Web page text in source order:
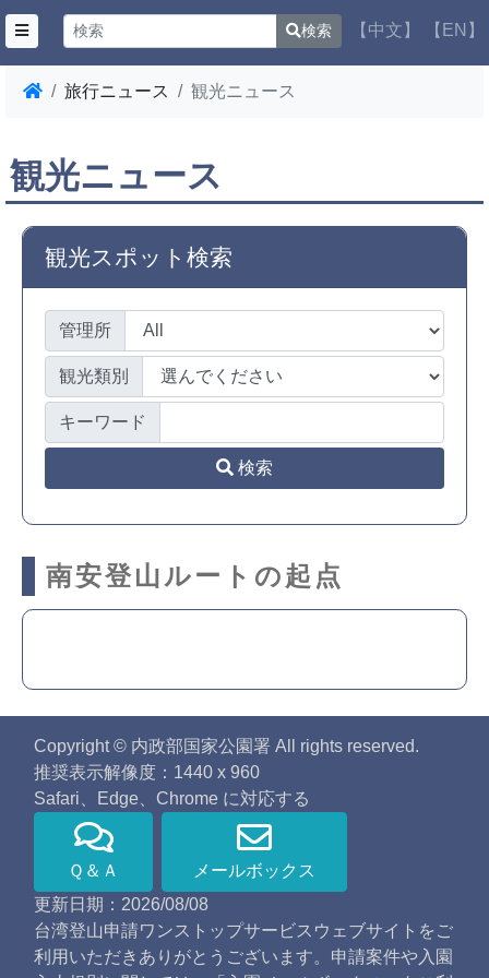
検索 【中文】 【EN】
旅行ニュース 観光ニュース
観光ニュース
観光スポット検索
管理所
観光類別
キーワード
検索
南安登山ルートの起点
Copyright © 内政部国家公園署 All rights reserved.
推奨表示解像度：1440 x 960
Safari、Edge、Chrome に対応する
Ｑ＆Ａ
メールボックス
更新日期：2026/08/08
台湾登山申請ワンストップサービスウェブサイトをご
利用いただきありがとうございます。申請案件や入園